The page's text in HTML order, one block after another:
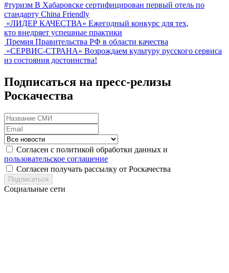
#туризм В Хабаровске сертифицирован первый отель по
стандарту China Friendly
«ЛИДЕР КАЧЕСТВА» Ежегодный конкурс для тех,
кто внедряет успешные практики
Премия Правительства РФ в области качества
«СЕРВИС-СТРАНА» Возрождаем культуру русского сервиса
из состояния достоинства!
Подписаться на пресс-релизы
Роскачества
Согласен с политикой обработки данных и
пользовательское соглашение
Согласен получать рассылку от Роскачества
Подписаться
Социальные сети